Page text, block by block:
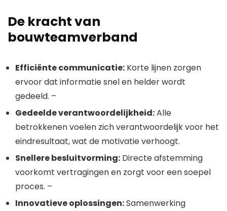
De kracht van
bouwteamverband
Efficiënte communicatie: Korte lijnen zorgen
ervoor dat informatie snel en helder wordt
gedeeld. –
Gedeelde verantwoordelijkheid:Alle
betrokkenen voelen zich verantwoordelijk voor het
eindresultaat, wat de motivatie verhoogt.
Snellere besluitvorming: Directe afstemming
voorkomt vertragingen en zorgt voor een soepel
proces. –
Innovatieve oplossingen:Samenwerking